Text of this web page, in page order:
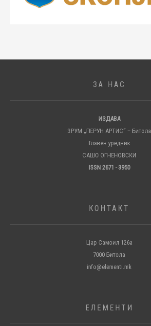
ЗА НАС
ИЗДАВА
ЗРУМ „ПЕРУН АРТИС“ – Битола
Главен уредник
САШО ОГНЕНОВСКИ
ISSN 2671 - 3950
КОНТАКТ
Цар Самоил 126а
7000 Битола
info@elementi.mk
ЕЛЕМЕНТИ